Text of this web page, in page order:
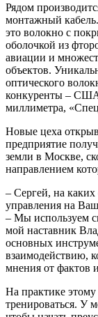
Рядом
монтажный
это волокно с
оболочкой из
авиации и
объектов.
оптического
конкуренты –
миллиметра,
Новые цеха
предприятие
земли в Москве,
направлением
– Сергей, на
управления на
– Мы используем
мой наставник
основных
взаимодействию,
мнения от фактов
На практике этому
тренироваться. У